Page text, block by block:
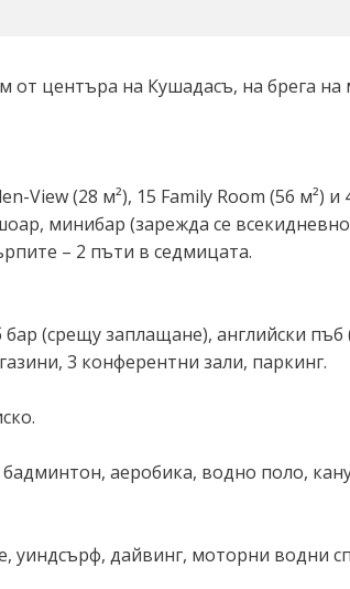
центъра на Кушадасъ, на брега на
View (28 м²), 15 Family Room (56 м²) и
минибар (зарежда се
– 2 пъти в седмицата.
(срещу заплащане), английски
3 конферентни зали, паркинг.
бадминтон, аеробика, водно поло,
уиндсърф, дайвинг, моторни водни